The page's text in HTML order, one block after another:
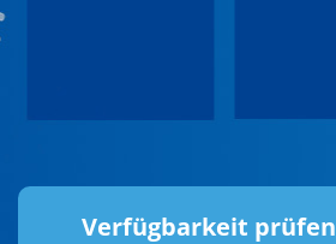
Verfügbarkeit prüfen